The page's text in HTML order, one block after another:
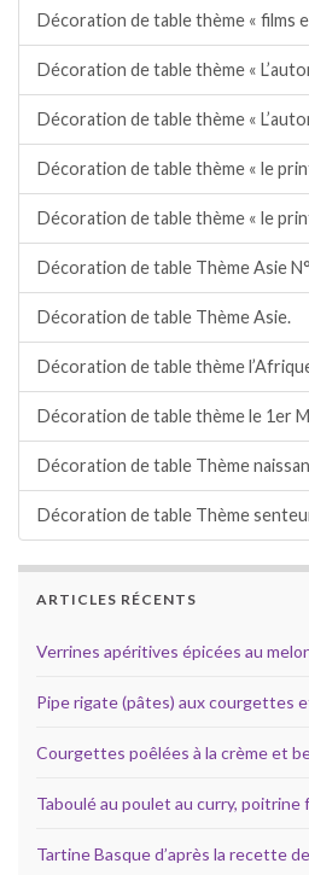
Décoration de table thème « films
Décoration de table thème «
Décoration de table thème «
Décoration de table thème « le
Décoration de table thème « le
Décoration de table Thème Asie
Décoration de table Thème Asie.
Décoration de table thème
Décoration de table thème le 1er
Décoration de table Thème
Décoration de table Thème
ARTICLES RÉCENTS
Verrines apéritives épicées au
Pipe rigate (pâtes) aux courgettes
Courgettes poêlées à la crème et
Taboulé au poulet au curry, poitrine
Tartine Basque d’après la recette